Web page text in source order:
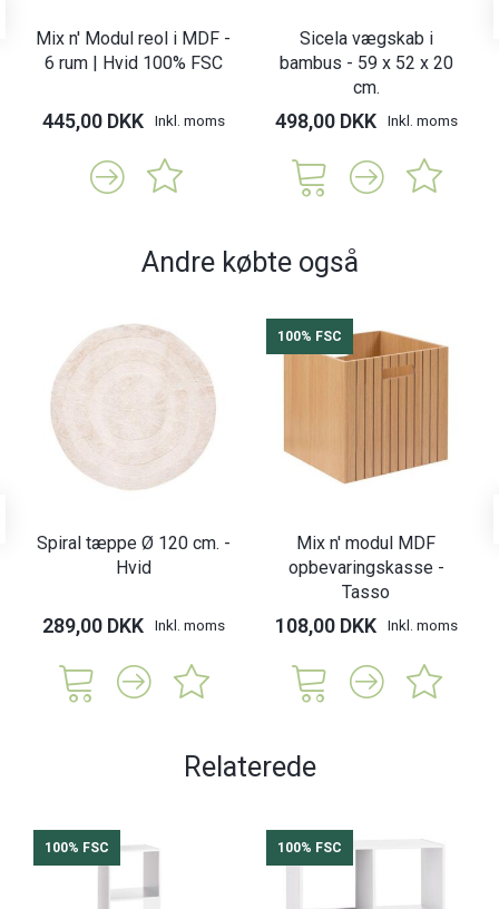
Mix n' Modul reol i MDF -
6 rum | Hvid 100% FSC
445,00 DKK Inkl. moms
Sicela vægskab i
bambus - 59 x 52 x 20
cm.
498,00 DKK Inkl. moms
Andre købte også
Spiral tæppe Ø 120 cm. -
Hvid
289,00 DKK Inkl. moms
100% FSC
Mix n' modul MDF
opbevaringskasse -
Tasso
108,00 DKK Inkl. moms
Relaterede
100% FSC 100% FSC